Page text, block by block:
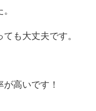
も大丈夫です。
高いです！